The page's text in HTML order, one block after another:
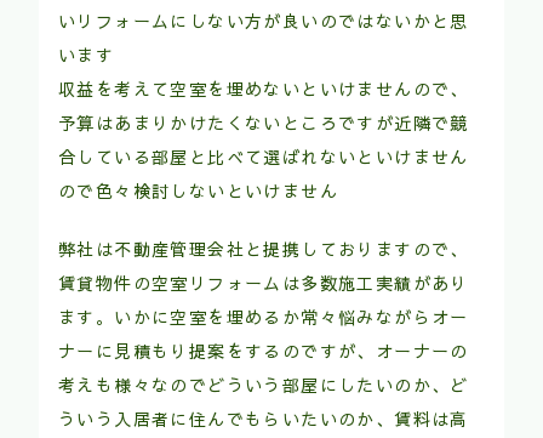
いリフォームにしない方が良いのではないかと思
います
収益を考えて空室を埋めないといけませんので、
予算はあまりかけたくないところですが近隣で競
合している部屋と比べて選ばれないといけません
ので色々検討しないといけません
弊社は不動産管理会社と提携しておりますので、
賃貸物件の空室リフォームは多数施工実績があり
ます。いかに空室を埋めるか常々悩みながらオー
ナーに見積もり提案をするのですが、オーナーの
考えも様々なのでどういう部屋にしたいのか、ど
ういう入居者に住んでもらいたいのか、賃料は高